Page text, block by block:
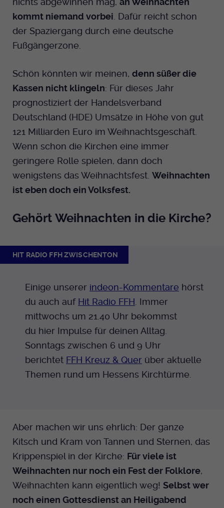
kommt niemand vorbei . Dafür reicht schon
der Spaziergang durch eine deutsche
Fußgängerzone.
Schön könnten wir meinen, denn süßer die
Kassen nicht klingeln: Für dieses Jahr
prognostiziert der Handelsverband
Deutschland (HDE) Umsätze in Höhe von gut
121 Milliarden Euro im Weihnachtsgeschäft.
Wenn schon die Kirchen eine immer
geringere Rolle spielen, dann doch
wenigstens das Weihnachtsfest. Weihnachten
ist eben doch ein Volksfest.
Gehört Weihnachten in die Kirche?
HIT RADIO FFH ZWISCHENTON
Einige unserer indeon-Kommentare hörst
du auch auf Hit Radio FFH. Immer
mittwochs um 21.40 Uhr bekommst
du hier Impulse für deinen Alltag.
Sonntags zwischen 6 und 9 Uhr
berichtet FFH Kreuz & Quer über aktuelle
Themen rund um Hessens Kirchtürme.
Aber machen wir uns ehrlich: Der ganze
Kitsch und Kram von Tannen und Sternen, das
Krippenspiel in der Kirche: Für viele ist
Weihnachten nur noch ein Fest der Folklore,
Weihnachten kann eigentlich weg! Selbst wer
noch einen Gottesdienst an Heiligabend
Dieser Cookie wird genutzt um
festzustellen ob ein Benutzer im TYPO3
Backend eingelogged ist und die Seite
Name fe_typo_user
Laufzeit Ende der Sitzung
Zweck
Dieser Cookie wird genutzt um
Frontend eingelogged ist und die Seite
bearbeiten darf.
Laufzeit Ende der Sitzung
Zweck
wenn die PHP session() Methode benutzt
wird.
Name uid
Anbieter EKHN
Laufzeit Ende der Sitzung
Name cookie_optin-[n]
Anbieter EKHN
Laufzeit
Bei Ausahl nur essentieller Cookies wird
dieser Cookie am Ende der Sitzung
Name _pk_id.424
Anbieter Medienhaus der EKHN GmbH
Zweck Einzigartige Besucher ID.
Name _pk_ses.424
Anbieter Medienhaus der EKHN GmbH
Laufzeit 30 Minuten
Zweck
Zur Speicherung kurzfristiger
Anbieter Medienhaus der EKHN GmbH
Speicherung der Cookie Constent
Einstellungen
Cookie-Informationen anzeigen
Marketing
Anbieter Facebook Ireland Limited
Laufzeit 3 Monate
Zweck Anzeigen / Ads
Youtube
Facebook
Instagram
Spotify
TikTok